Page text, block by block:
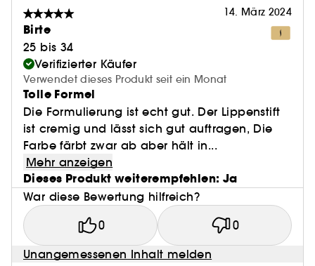
14. März 2024
Birte
25 bis 34
Verifizierter Käufer
Verwendet dieses Produkt seit ein Monat
Tolle Formel
Die Formulierung ist echt gut. Der Lippenstift
ist cremig und lässt sich gut auftragen, Die
Farbe färbt zwar ab aber hält in...
Mehr anzeigen
Dieses Produkt weiterempfehlen: Ja
War diese Bewertung hilfreich?
0 0
Unangemessenen Inhalt melden